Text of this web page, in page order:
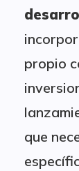
propio
que